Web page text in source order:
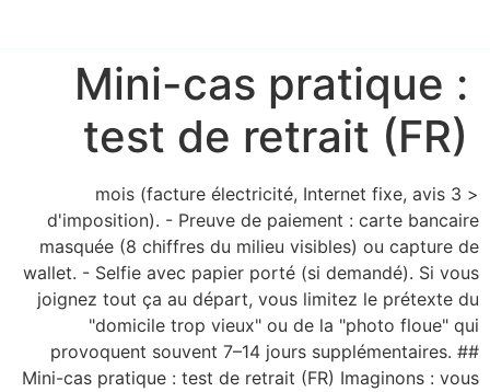
Mini-cas pratique :
test de retrait (FR)
< 3 mois (facture électricité, Internet fixe, avis
d'imposition). - Preuve de paiement : carte bancaire
masquée (8 chiffres du milieu visibles) ou capture de
wallet. - Selfie avec papier porté (si demandé). Si vous
joignez tout ça au départ, vous limitez le prétexte du
"domicile trop vieux" ou de la "photo floue" qui
provoquent souvent 7–14 jours supplémentaires. ##
Mini-cas pratique : test de retrait (FR) Imaginons : vous